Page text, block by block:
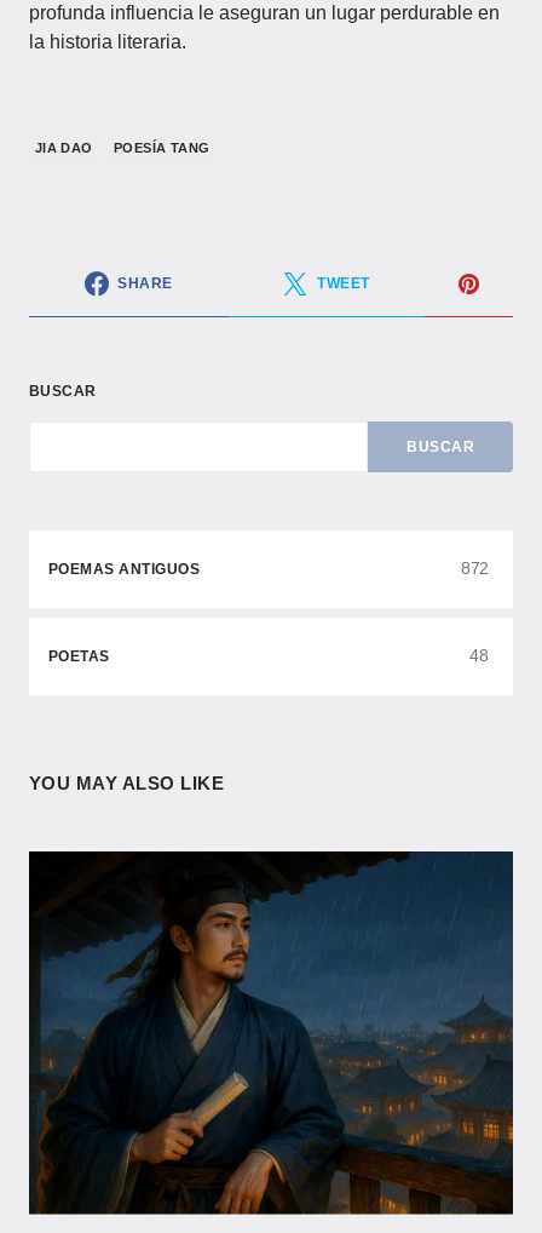
profunda influencia le aseguran un lugar perdurable en
la historia literaria.
JIA DAO POESÍA TANG
SHARE TWEET
BUSCAR
BUSCAR
POEMAS ANTIGUOS 872
POETAS 48
YOU MAY ALSO LIKE